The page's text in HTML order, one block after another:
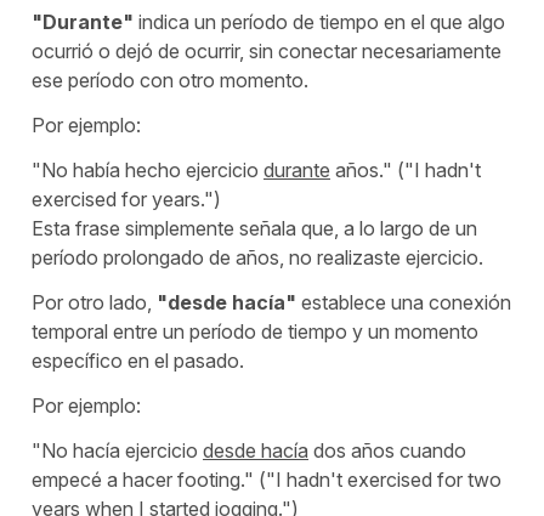
"Durante" indica un período de tiempo en el que algo
ocurrió o dejó de ocurrir, sin conectar necesariamente
ese período con otro momento.
Por ejemplo:
"No había hecho ejercicio durante años." ("I hadn't
exercised for years.")
Esta frase simplemente señala que, a lo largo de un
período prolongado de años, no realizaste ejercicio.
Por otro lado, "desde hacía" establece una conexión
temporal entre un período de tiempo y un momento
específico en el pasado.
Por ejemplo:
"No hacía ejercicio desde hacía dos años cuando
empecé a hacer footing." ("I hadn't exercised for two
years when I started jogging.")